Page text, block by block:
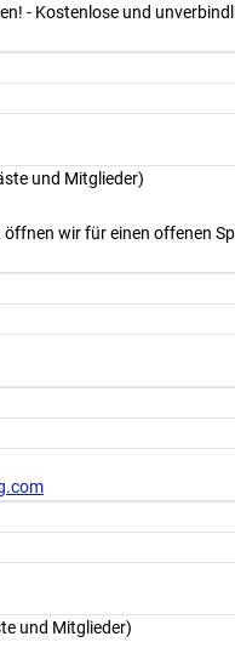
- Kostenlose und
und Mitglieder)
wir für einen offenen
und Mitglieder)